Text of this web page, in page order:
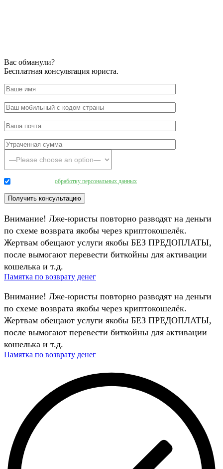
Вас обманули?
Бесплатная консультация юриста.
обработку персональных данных
Внимание! Лже-юристы повторно разводят на деньги
по схеме возврата якобы через криптокошелёк.
Жертвам обещают услуги якобы БЕЗ ПРЕДОПЛАТЫ,
после вымогают перевести биткойны для активации
кошелька и т.д.
Памятка по возврату денег
Внимание! Лже-юристы повторно разводят на деньги
по схеме возврата якобы через криптокошелёк.
Жертвам обещают услуги якобы БЕЗ ПРЕДОПЛАТЫ,
после вымогают перевести биткойны для активации
кошелька и т.д.
Памятка по возврату денег